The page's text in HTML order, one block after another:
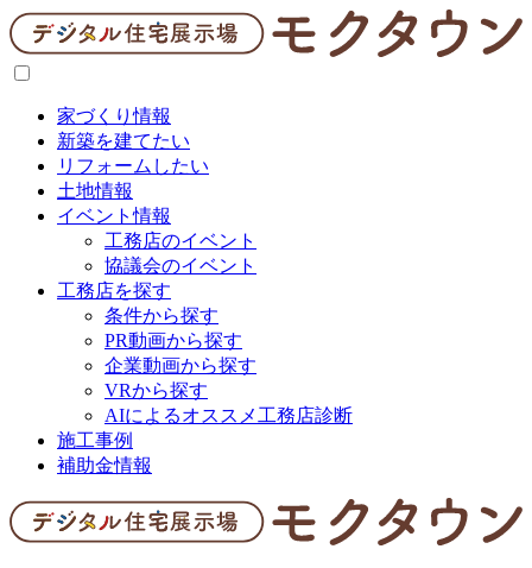
家づくり情報
新築を建てたい
リフォームしたい
土地情報
イベント情報
工務店のイベント
協議会のイベント
工務店を探す
条件から探す
PR動画から探す
企業動画から探す
VRから探す
AIによるオススメ工務店診断
施工事例
補助金情報